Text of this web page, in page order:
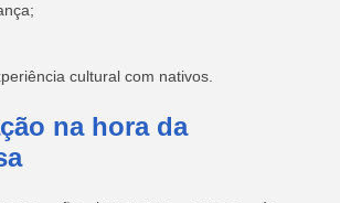
cultural com nativos.
na hora da